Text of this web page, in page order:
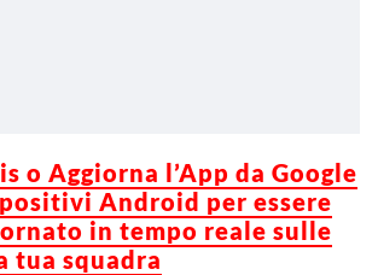
o Aggiorna l’App da Google
Android per essere
in tempo reale sulle
tua squadra